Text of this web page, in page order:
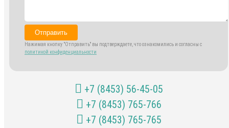
Отправить
Нажимая кнопку "Отправить" вы подтверждаете, что ознакомились и согласны с
политикой конфиденциальности
+7 (8453) 56-45-05
+7 (8453) 765-766
+7 (8453) 765-765